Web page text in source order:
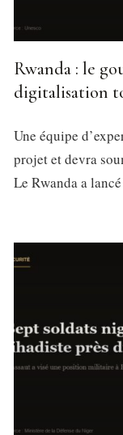
Rwanda : le
digitalisation
Une équipe
projet et devra
Le Rwanda a